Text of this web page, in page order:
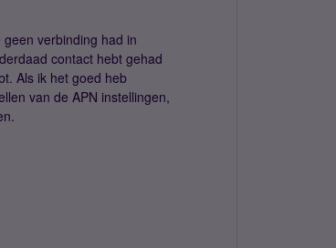
verbinding had in
contact hebt gehad
Als ik het goed heb
van de APN instellingen,